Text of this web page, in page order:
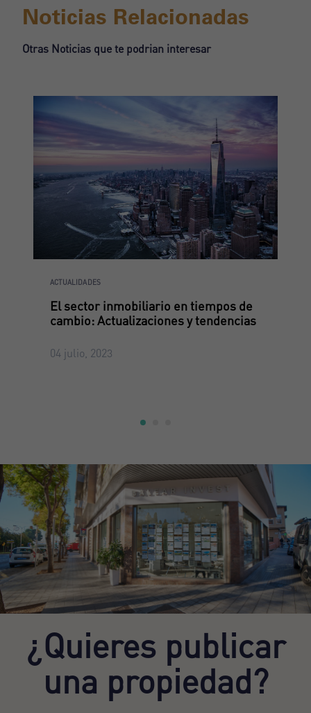
Noticias Relacionadas
Otras Noticias que te podrian interesar
ACTUALIDADES
El sector inmobiliario en tiempos de
cambio: Actualizaciones y tendencias
04 julio, 2023
¿Quieres publicar
una propiedad?